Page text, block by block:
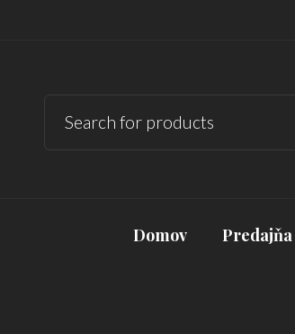
Domov Predajňa